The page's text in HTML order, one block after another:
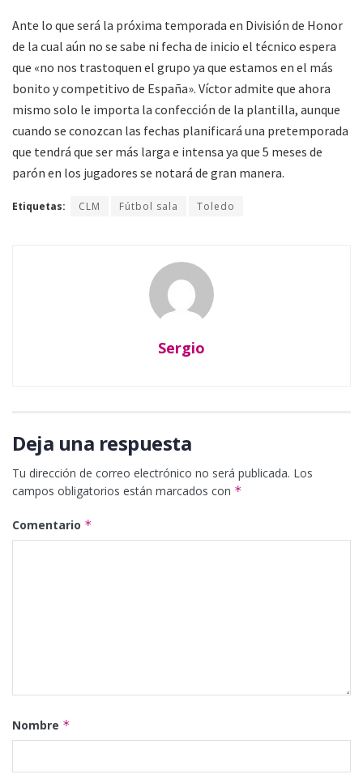
Ante lo que será la próxima temporada en División de Honor
de la cual aún no se sabe ni fecha de inicio el técnico espera
que «no nos trastoquen el grupo ya que estamos en el más
bonito y competitivo de España». Víctor admite que ahora
mismo solo le importa la confección de la plantilla, aunque
cuando se conozcan las fechas planificará una pretemporada
que tendrá que ser más larga e intensa ya que 5 meses de
parón en los jugadores se notará de gran manera.
Etiquetas: CLM Fútbol sala Toledo
Sergio
Deja una respuesta
Tu dirección de correo electrónico no será publicada. Los
campos obligatorios están marcados con *
Comentario *
Nombre *